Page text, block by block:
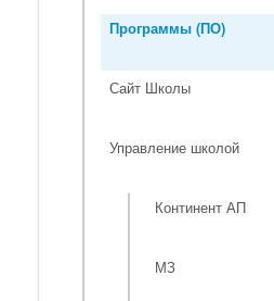
Программы (ПО)
Сайт Школы
Управление школой
Континент АП
МЗ